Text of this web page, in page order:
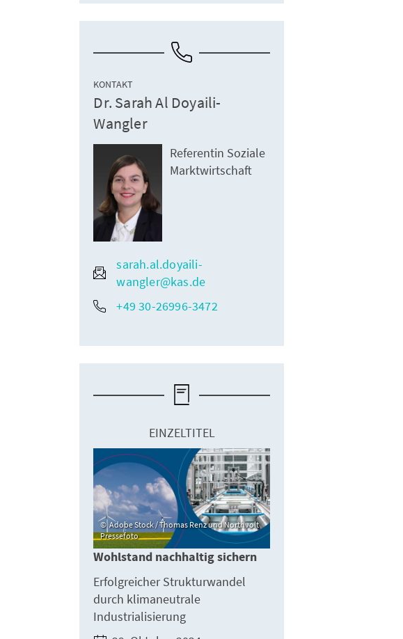
KONTAKT
Dr. Sarah Al Doyaili-
Wangler
Referentin Soziale
Marktwirtschaft
sarah.al.doyaili-
wangler@kas.de
+49 30-26996-3472
EINZELTITEL
Adobe Stock / Thomas Renz und Northvolt
Pressefoto
Wohlstand nachhaltig sichern
Erfolgreicher Strukturwandel
durch klimaneutrale
Industrialisierung